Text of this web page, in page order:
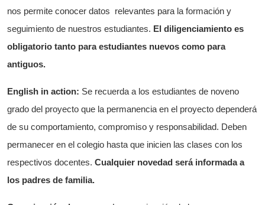
nos permite conocer datos relevantes para la formación y
seguimiento de nuestros estudiantes. El diligenciamiento es
obligatorio tanto para estudiantes nuevos como para
antiguos.
English in action: Se recuerda a los estudiantes de noveno
grado del proyecto que la permanencia en el proyecto dependerá
de su comportamiento, compromiso y responsabilidad. Deben
permanecer en el colegio hasta que inicien las clases con los
respectivos docentes. Cualquier novedad será informada a
los padres de familia.